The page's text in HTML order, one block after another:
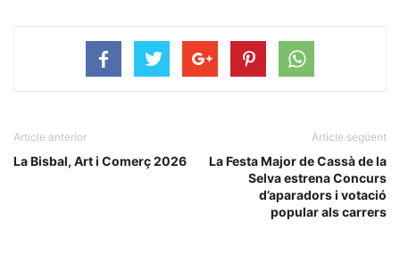
Article anterior
La Bisbal, Art i Comerç 2026
Article següent
La Festa Major de Cassà de la
Selva estrena Concurs
d’aparadors i votació
popular als carrers